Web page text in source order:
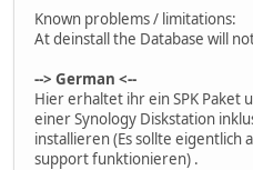
Known problems / limitations:
At deinstall the Database will
--> German <--
Hier erhaltet ihr ein SPK Paket
einer Synology Diskstation
installieren (Es sollte eigentlich
support funktionieren) .